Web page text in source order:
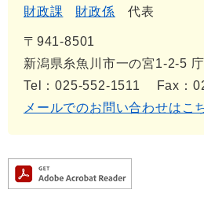
財政課 財政係 代表
〒941-8501
新潟県糸魚川市一の宮1-2-5
Tel：025-552-1511
Fax：
メールでのお問い合わせはこ